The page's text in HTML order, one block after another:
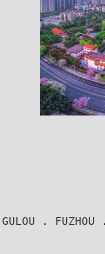
. FUZHOU